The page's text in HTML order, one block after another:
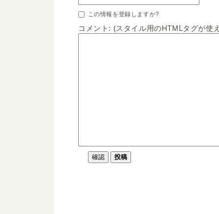
この情報を登録しますか?
コメント: (スタイル用のHTMLタグが使